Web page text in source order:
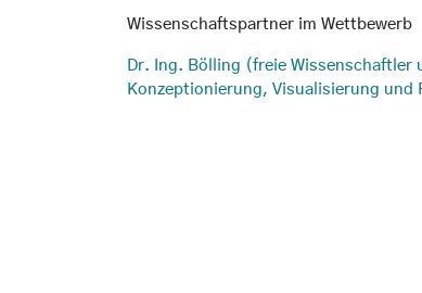
Wissenschaftspartner im Wettbewerb
Dr. Ing. Bölling (freie Wissenschaftler
Konzeptionierung, Visualisierung und